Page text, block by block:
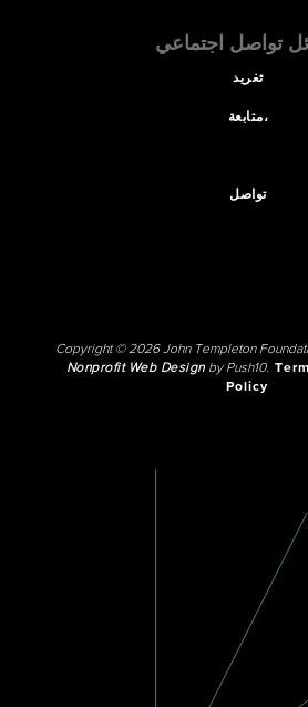
تواصل اجتماعي
تغريد
متابعة،
تواصل
Copyright © 2026 John Templeton
Nonprofit Web Designby Push10.
Policy